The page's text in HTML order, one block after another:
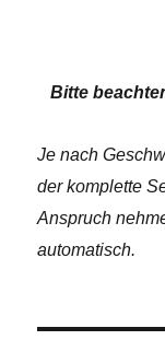
Bitte
Je nach
der komplette
Anspruch
automatisch.